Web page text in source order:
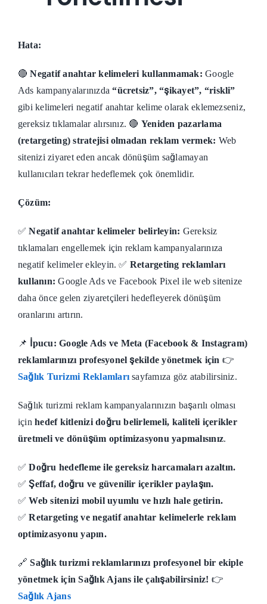
Hata:
🔴Negatif anahtar kelimeleri kullanmamak: Google
Ads kampanyalarınızda“ücretsiz”, “şikayet”, “riskli”
gibi kelimeleri negatif anahtar kelime olarak eklemezseniz,
gereksiz tıklamalar alırsınız. 🔴 Yeniden pazarlama
(retargeting) stratejisi olmadan reklam vermek: Web
sitenizi ziyaret eden ancak dönüşüm sağlamayan
kullanıcıları tekrar hedeflemek çok önemlidir.
Çözüm:
✅Negatif anahtar kelimeler belirleyin: Gereksiz
tıklamaları engellemek için reklam kampanyalarınıza
negatif kelimeler ekleyin. ✅ Retargeting reklamları
kullanın: Google Ads ve Facebook Pixel ile web sitenize
daha önce gelen ziyaretçileri hedefleyerek dönüşüm
oranlarını artırın.
📌 İpucu: Google Ads ve Meta (Facebook & Instagram)
reklamlarınızı profesyonel şekilde yönetmek için 👉
Sağlık Turizmi Reklamlarısayfamıza göz atabilirsiniz.
Sağlık turizmi reklam kampanyalarınızın başarılı olması
içinhedef kitlenizi doğru belirlemeli, kaliteli içerikler
üretmeli ve dönüşüm optimizasyonu yapmalısınız.
✅Doğru hedefleme ile gereksiz harcamaları azaltın.
✅Şeffaf, doğru ve güvenilir içerikler paylaşın.
✅Web sitenizi mobil uyumlu ve hızlı hale getirin.
✅Retargeting ve negatif anahtar kelimelerle reklam
optimizasyonu yapın.
🔗Sağlık turizmi reklamlarınızı profesyonel bir ekiple
yönetmek için Sağlık Ajans ile çalışabilirsiniz! 👉
Sağlık Ajans